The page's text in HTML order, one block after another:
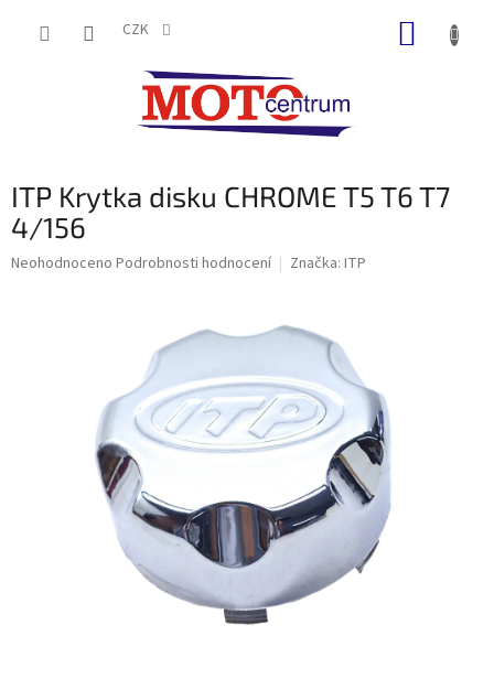
CZK
ITP Krytka disku CHROME T5 T6 T7
4/156
Průměrné
Neohodnoceno Podrobnosti hodnocení Značka: ITP